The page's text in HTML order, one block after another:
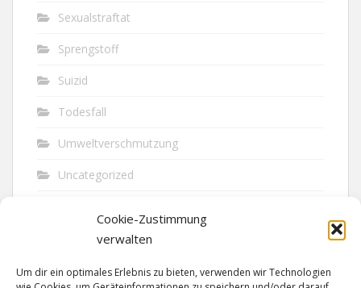
Cookie-Zustimmung
verwalten
Um dir ein optimales Erlebnis zu bieten, verwenden wir Technologien
Sexualstraftat
Sprengstoff
Suizid
Todesfall
Umweltverschmutzung
Uncategorized
Vandalismus
Verkehr